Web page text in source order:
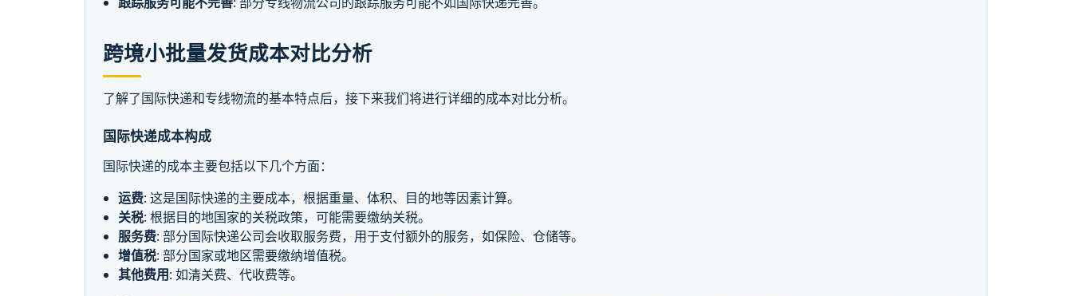
跨境小批量发货成本对比分析
了解了国际快递和专线物流的基本特点后，接下来我们将进行详细的成本对比分析。
国际快递成本构成
国际快递的成本主要包括以下几个方面：
运费: 这是国际快递的主要成本，根据重量、体积、目的地等因素计算。
关税: 根据目的地国家的关税政策，可能需要缴纳关税。
服务费: 部分国际快递公司会收取服务费，用于支付额外的服务，如保险、仓储等。
增值税: 部分国家或地区需要缴纳增值税。
其他费用: 如清关费、代收费等。